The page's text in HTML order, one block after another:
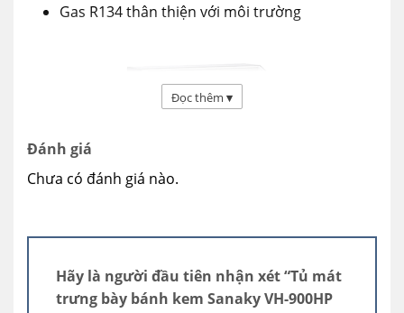
Gas R134 thân thiện với môi trường
Tủ được thiết kế theo tiêu chuẩn Châu Âu.
Dung tích tủ 900L được chia làm 3 ngăn tiện ích
Đọc thêm ▾
Đánh giá
Chưa có đánh giá nào.
Hãy là người đầu tiên nhận xét “Tủ mát
trưng bày bánh kem Sanaky VH-900HP